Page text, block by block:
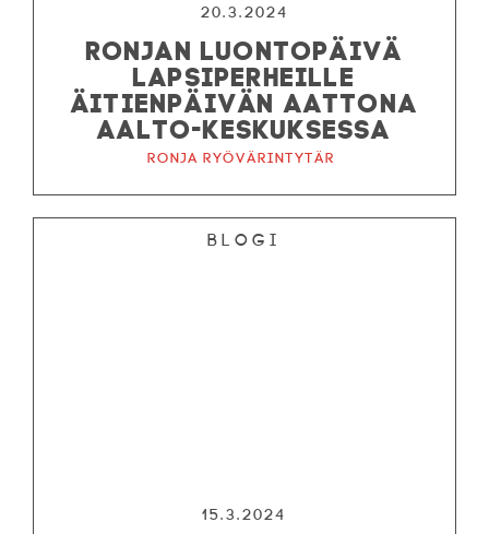
20.3.2024
RONJAN LUONTOPÄIVÄ
LAPSIPERHEILLE
ÄITIENPÄIVÄN AATTONA
AALTO-KESKUKSESSA
Ronja ryövärintytär
Blogi
15.3.2024